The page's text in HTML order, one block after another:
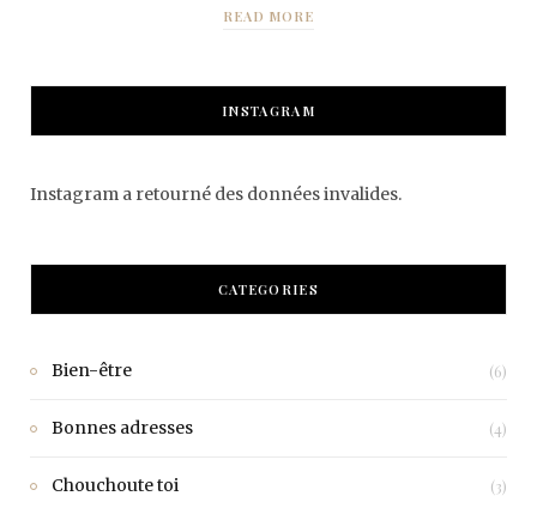
READ MORE
INSTAGRAM
Instagram a retourné des données invalides.
CATEGORIES
Bien-être (6)
Bonnes adresses (4)
Chouchoute toi (3)